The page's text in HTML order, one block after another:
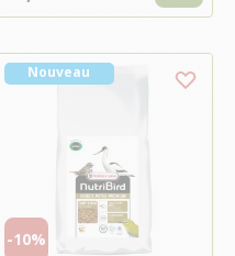
-10%
Nouveau